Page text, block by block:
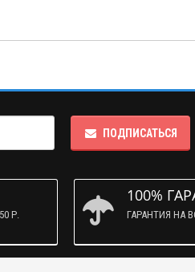
ПОДПИСАТЬСЯ
Р.
100%
ГАРАНТИЯ НА